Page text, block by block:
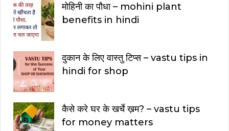
मोहिनी का पौधा – mohini plant
benefits in hindi
दुकान के लिए वास्तु टिप्स – vastu tips in
hindi for shop
कैसे करे घर के खर्चे ख़म? – vastu tips
for money matters